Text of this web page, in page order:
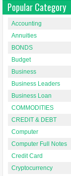
Popular Category
Accounting
Annuities
BONDS
Budget
Business
Business Leaders
Business Loan
COMMODITIES
CREDIT & DEBT
Computer
Computer Full Notes
Credit Card
Cryptocurrency